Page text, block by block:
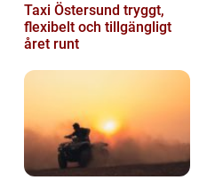
Taxi Östersund tryggt,
flexibelt och tillgängligt
året runt